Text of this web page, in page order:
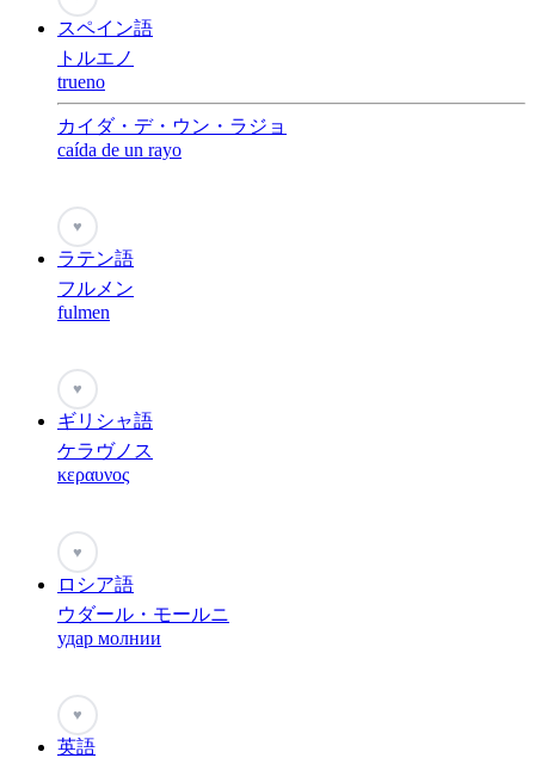
スペイン語
トルエノ
trueno
カイダ・デ・ウン・ラジョ
caída de un rayo
♥
ラテン語
フルメン
fulmen
♥
ギリシャ語
ケラヴノス
κεραυνος
♥
ロシア語
ウダール・モールニ
удар молнии
♥
英語